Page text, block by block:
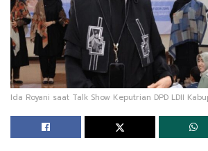
Ida Royani saat Talk Show Keputrian DPD LDII